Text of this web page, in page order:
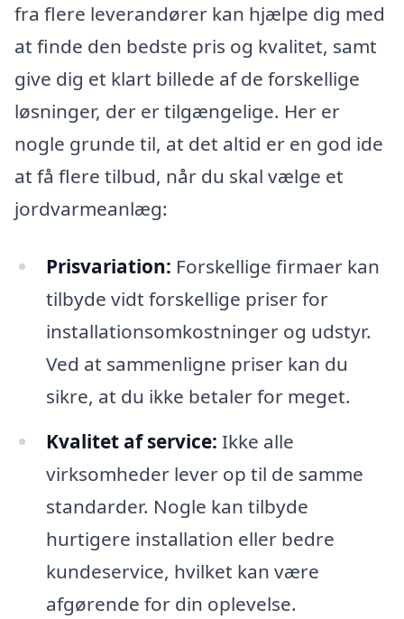
fra flere leverandører kan hjælpe dig med
at finde den bedste pris og kvalitet, samt
give dig et klart billede af de forskellige
løsninger, der er tilgængelige. Her er
nogle grunde til, at det altid er en god ide
at få flere tilbud, når du skal vælge et
jordvarmeanlæg:
Prisvariation: Forskellige firmaer kan
tilbyde vidt forskellige priser for
installationsomkostninger og udstyr.
Ved at sammenligne priser kan du
sikre, at du ikke betaler for meget.
Kvalitet af service: Ikke alle
virksomheder lever op til de samme
standarder. Nogle kan tilbyde
hurtigere installation eller bedre
kundeservice, hvilket kan være
afgørende for din oplevelse.